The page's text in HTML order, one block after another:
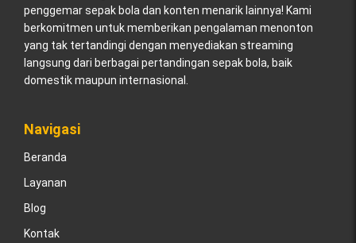
penggemar sepak bola dan konten menarik lainnya! Kami
berkomitmen untuk memberikan pengalaman menonton
yang tak tertandingi dengan menyediakan streaming
langsung dari berbagai pertandingan sepak bola, baik
domestik maupun internasional.
Navigasi
Beranda
Layanan
Blog
Kontak